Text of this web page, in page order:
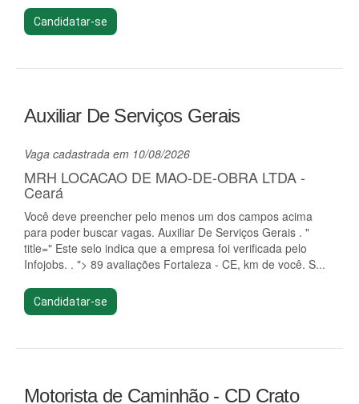
Candidatar-se
Auxiliar De Serviços Gerais
Vaga cadastrada em 10/08/2026
MRH LOCACAO DE MAO-DE-OBRA LTDA -
Ceará
Você deve preencher pelo menos um dos campos acima
para poder buscar vagas. Auxiliar De Serviços Gerais . "
title=" Este selo indica que a empresa foi verificada pelo
Infojobs. . "> 89 avaliações Fortaleza - CE, km de você. S...
Candidatar-se
Motorista de Caminhão - CD Crato